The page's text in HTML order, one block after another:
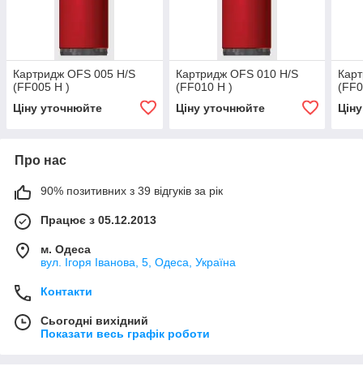
Картридж OFS 005 H/S
(FF005 H )
Ціну уточнюйте
Картридж OFS 010 H/S
(FF010 H )
Ціну уточнюйте
Про нас
90% позитивних з 39 відгуків за рік
Працює з 05.12.2013
м. Одеса
вул. Ігоря Іванова, 5, Одеса, Україна
Контакти
Сьогодні вихідний
Показати весь графік роботи